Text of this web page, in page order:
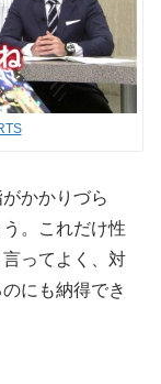
かかりづら
。これだけ性
ってよく、対
にも納得でき